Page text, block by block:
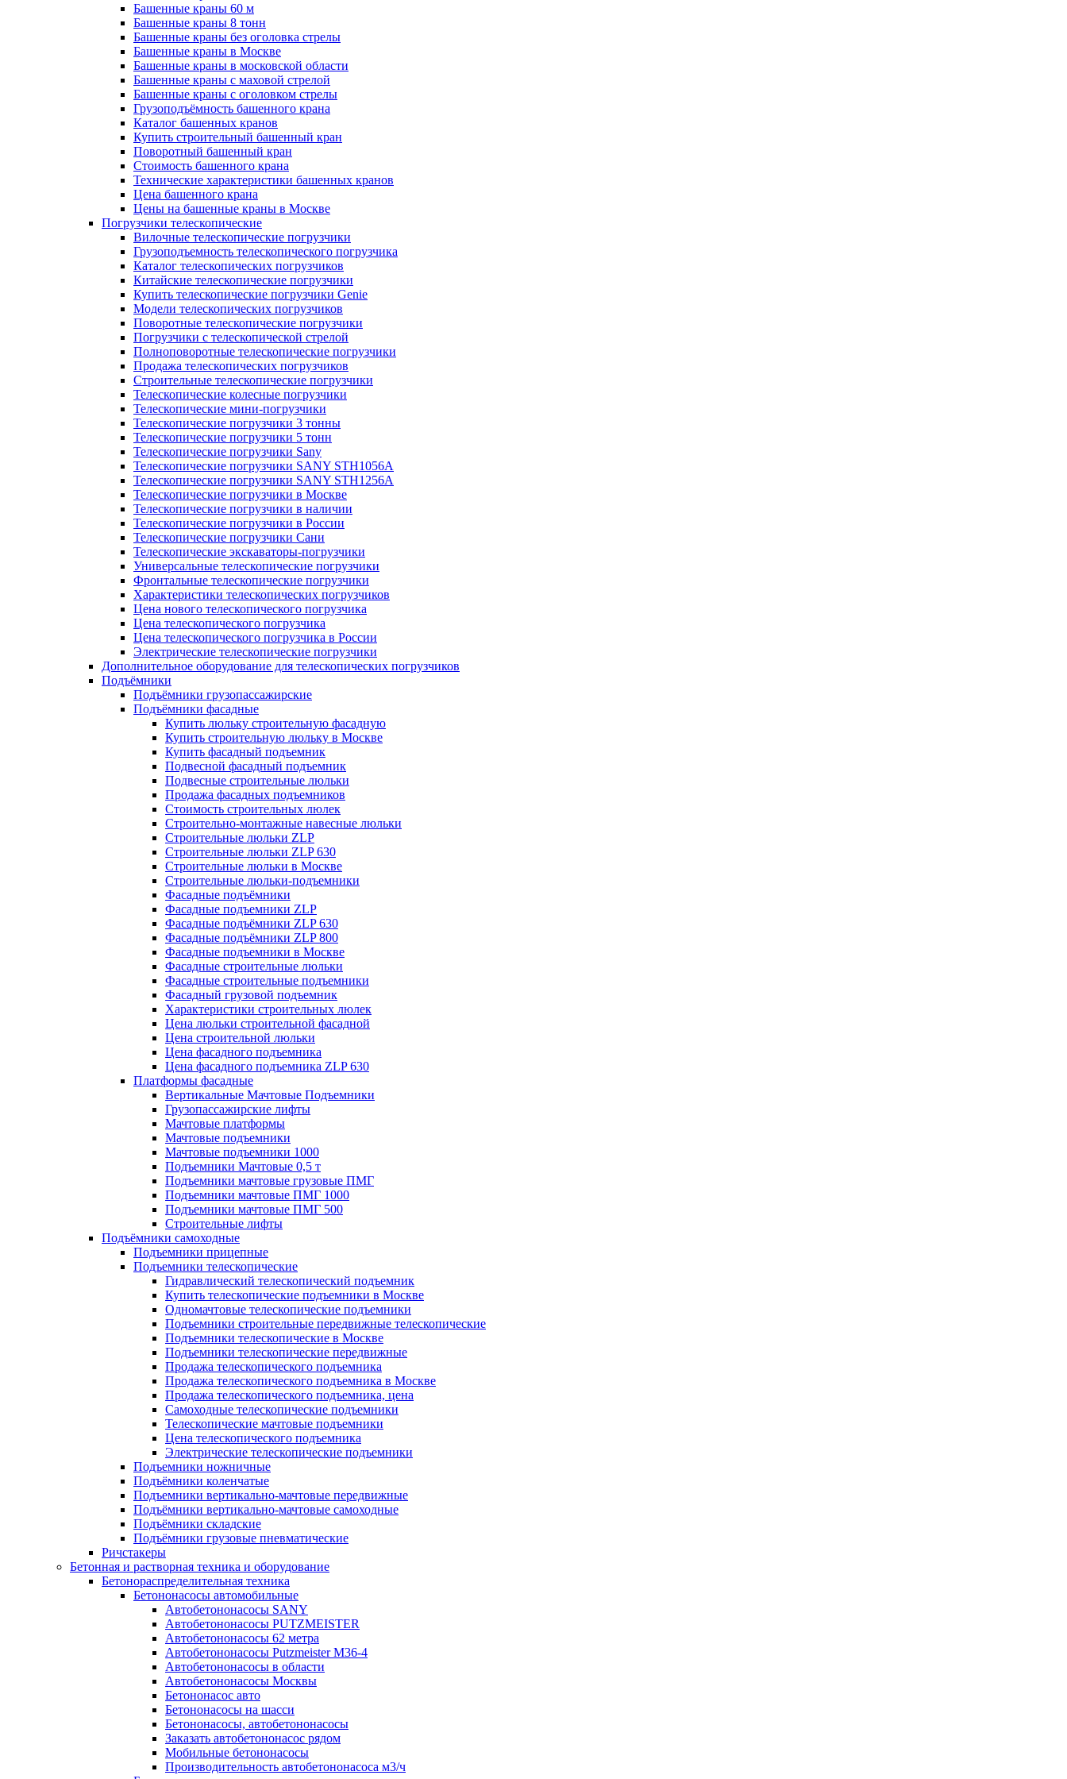
Башенные краны 60 м
Башенные краны 8 тонн
Башенные краны без оголовка стрелы
Башенные краны в Москве
Башенные краны в московской области
Башенные краны с маховой стрелой
Башенные краны с оголовком стрелы
Грузоподъёмность башенного крана
Каталог башенных кранов
Купить строительный башенный кран
Поворотный башенный кран
Стоимость башенного крана
Технические характеристики башенных кранов
Цена башенного крана
Цены на башенные краны в Москве
Погрузчики телескопические
Вилочные телескопические погрузчики
Грузоподъемность телескопического погрузчика
Каталог телескопических погрузчиков
Китайские телескопические погрузчики
Купить телескопические погрузчики Genie
Модели телескопических погрузчиков
Поворотные телескопические погрузчики
Погрузчики с телескопической стрелой
Полноповоротные телескопические погрузчики
Продажа телескопических погрузчиков
Строительные телескопические погрузчики
Телескопические колесные погрузчики
Телескопические мини-погрузчики
Телескопические погрузчики 3 тонны
Телескопические погрузчики 5 тонн
Телескопические погрузчики Sany
Телескопические погрузчики SANY STH1056А
Телескопические погрузчики SANY STH1256A
Телескопические погрузчики в Москве
Телескопические погрузчики в наличии
Телескопические погрузчики в России
Телескопические погрузчики Сани
Телескопические экскаваторы-погрузчики
Универсальные телескопические погрузчики
Фронтальные телескопические погрузчики
Характеристики телескопических погрузчиков
Цена нового телескопического погрузчика
Цена телескопического погрузчика
Цена телескопического погрузчика в России
Электрические телескопические погрузчики
Дополнительное оборудование для телескопических погрузчиков
Подъёмники
Подъёмники грузопассажирские
Подъёмники фасадные
Купить люльку строительную фасадную
Купить строительную люльку в Москве
Купить фасадный подъемник
Подвесной фасадный подъемник
Подвесные строительные люльки
Продажа фасадных подъемников
Стоимость строительных люлек
Строительно-монтажные навесные люльки
Строительные люльки ZLP
Строительные люльки ZLP 630
Строительные люльки в Москве
Строительные люльки-подъемники
Фасадные подъёмники
Фасадные подъемники ZLP
Фасадные подъёмники ZLP 630
Фасадные подъёмники ZLP 800
Фасадные подъемники в Москве
Фасадные строительные люльки
Фасадные строительные подъемники
Фасадный грузовой подъемник
Характеристики строительных люлек
Цена люльки строительной фасадной
Цена строительной люльки
Цена фасадного подъемника
Цена фасадного подъемника ZLP 630
Платформы фасадные
Вертикальные Мачтовые Подъемники
Грузопассажирские лифты
Мачтовые платформы
Мачтовые подъемники
Мачтовые подъемники 1000
Подъемники Мачтовые 0,5 т
Подъемники мачтовые грузовые ПМГ
Подъемники мачтовые ПМГ 1000
Подъемники мачтовые ПМГ 500
Строительные лифты
Подъёмники самоходные
Подъемники прицепные
Подъемники телескопические
Гидравлический телескопический подъемник
Купить телескопические подъемники в Москве
Одномачтовые телескопические подъемники
Подъемники строительные передвижные телескопические
Подъемники телескопические в Москве
Подъемники телескопические передвижные
Продажа телескопического подъемника
Продажа телескопического подъемника в Москве
Продажа телескопического подъемника, цена
Самоходные телескопические подъемники
Телескопические мачтовые подъемники
Цена телескопического подъемника
Электрические телескопические подъемники
Подъемники ножничные
Подъёмники коленчатые
Подъемники вертикально-мачтовые передвижные
Подъёмники вертикально-мачтовые самоходные
Подъёмники складские
Подъёмники грузовые пневматические
Ричстакеры
Бетонная и растворная техника и оборудование
Бетонораспределительная техника
Бетононасосы автомобильные
Автобетононасосы SANY
Автобетононасосы PUTZMEISTER
Автобетононасосы 62 метра
Автобетононасосы Putzmeister M36-4
Автобетононасосы в области
Автобетононасосы Москвы
Бетононасос авто
Бетононасосы на шасси
Бетононасосы, автобетононасосы
Заказать автобетононасос рядом
Мобильные бетононасосы
Производительность автобетононасоса м3/ч